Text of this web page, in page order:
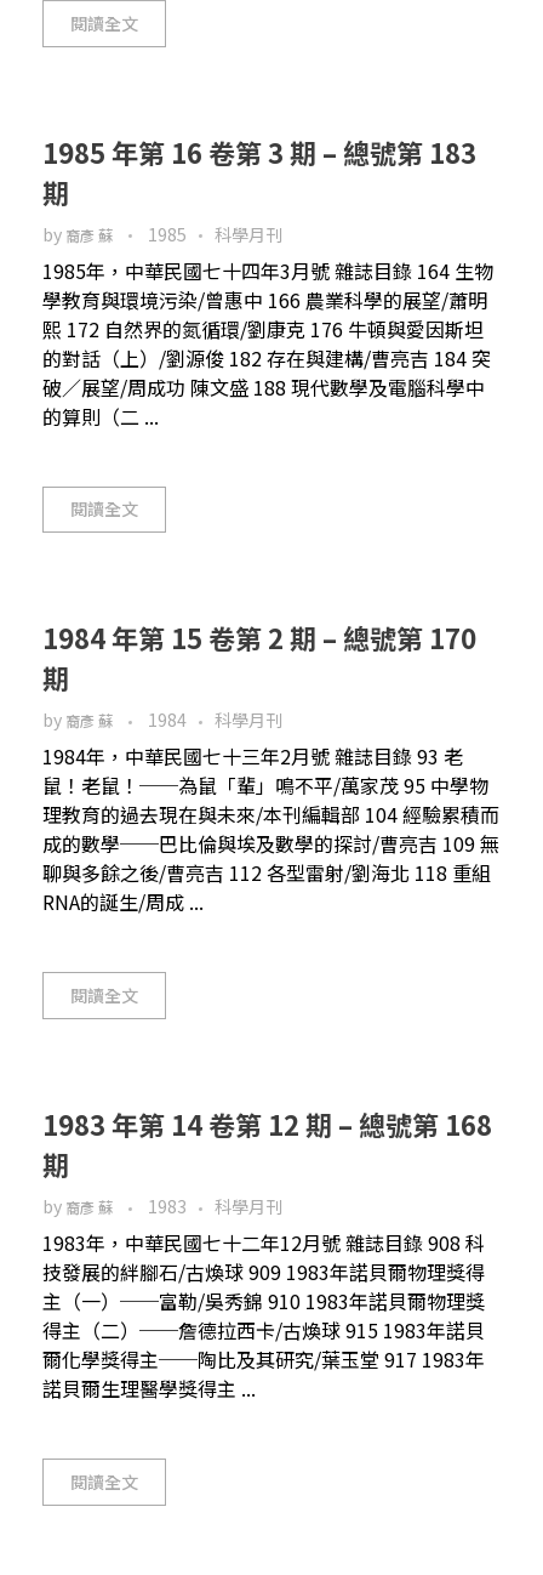
閱讀全文
1985 年第 16 卷第 3 期 – 總號第 183
期
by 裔彥 蘇 1985 科學月刊
1985年，中華民國七十四年3月號 雜誌目錄 164 生物
學教育與環境污染/曾惠中 166 農業科學的展望/蕭明
熙 172 自然界的氮循環/劉康克 176 牛頓與愛因斯坦
的對話（上）/劉源俊 182 存在與建構/曹亮吉 184 突
破／展望/周成功 陳文盛 188 現代數學及電腦科學中
的算則（二 ...
閱讀全文
1984 年第 15 卷第 2 期 – 總號第 170
期
by 裔彥 蘇 1984 科學月刊
1984年，中華民國七十三年2月號 雜誌目錄 93 老
鼠！老鼠！──為鼠「輩」鳴不平/萬家茂 95 中學物
理教育的過去現在與未來/本刊編輯部 104 經驗累積而
成的數學──巴比倫與埃及數學的探討/曹亮吉 109 無
聊與多餘之後/曹亮吉 112 各型雷射/劉海北 118 重組
RNA的誕生/周成 ...
閱讀全文
1983 年第 14 卷第 12 期 – 總號第 168
期
by 裔彥 蘇 1983 科學月刊
1983年，中華民國七十二年12月號 雜誌目錄 908 科
技發展的絆腳石/古煥球 909 1983年諾貝爾物理獎得
主（一）──富勒/吳秀錦 910 1983年諾貝爾物理獎
得主（二）──詹德拉西卡/古煥球 915 1983年諾貝
爾化學獎得主──陶比及其研究/葉玉堂 917 1983年
諾貝爾生理醫學獎得主 ...
閱讀全文